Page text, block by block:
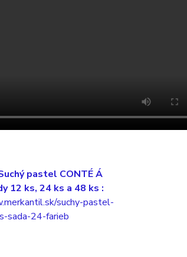
pastel CONTÉ Á
12 ks, 24 ks a 48 ks :
suchy-pastel-
sada-24-farieb